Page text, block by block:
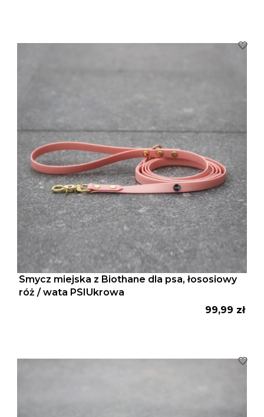
Smycz miejska z Biothane dla psa, łososiowy
róż / wata PSIUkrowa
Cena
99,99 zł